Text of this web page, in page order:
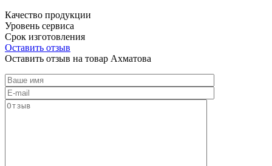
Качество продукции
Уровень сервиса
Срок изготовления
Оставить отзыв
Оставить отзыв на товар Ахматова